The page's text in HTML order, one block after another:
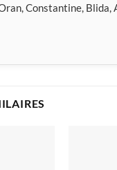
Constantine, Blida,